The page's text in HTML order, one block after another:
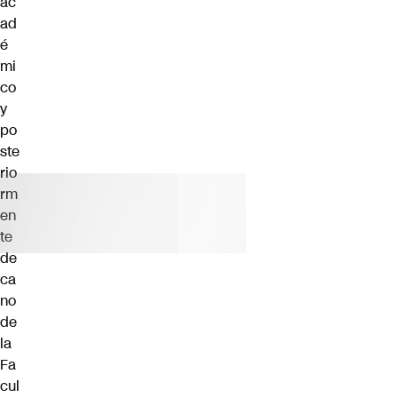
ad
é
mi
co
y
po
ste
rio
rm
en
te
de
ca
no
de
la
Fa
cul